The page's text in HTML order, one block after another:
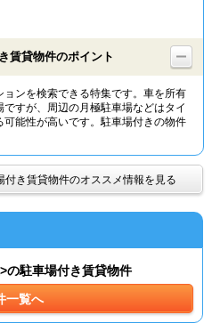
物件特集から
TOP
賃貸物件のポイント
ンを検索できる特集です。車を所有
すが、周辺の月極駐車場などはタイ
可能性が高いです。駐車場付きの物件
付き賃貸物件のオススメ情報を見る
の駐車場付き賃貸物件
一覧へ